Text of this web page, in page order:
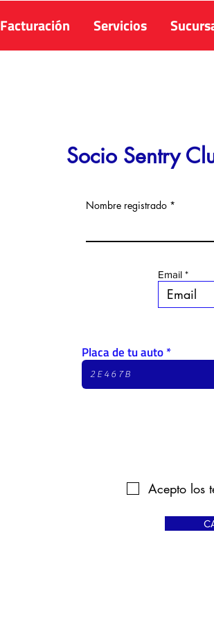
Facturación Servicios
Socio Sentry
Nombre registrado
Email
Placa de tu auto
Acepto los